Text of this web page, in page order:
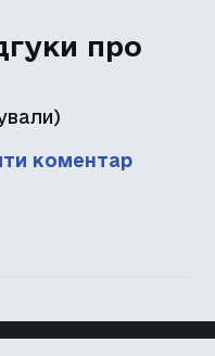
про
коментар